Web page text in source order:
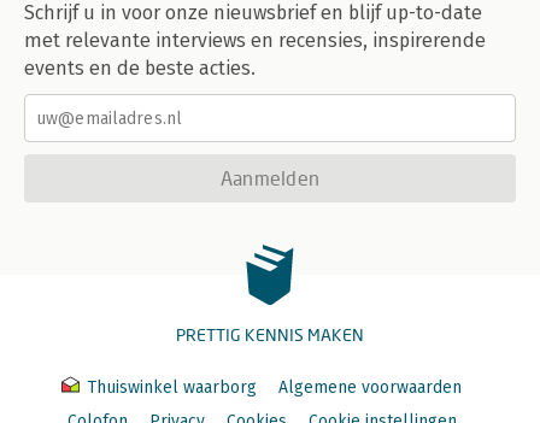
Schrijf u in voor onze nieuwsbrief en blijf up-to-date
met relevante interviews en recensies, inspirerende
events en de beste acties.
Aanmelden
PRETTIG KENNIS MAKEN
Thuiswinkel waarborg
Algemene voorwaarden